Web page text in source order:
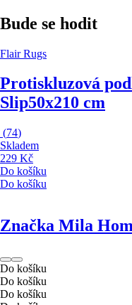
Bude se hodit
Flair Rugs
Protiskluzová
Slip50x210 cm
(74)
Skladem
229 Kč
Do košíku
Do košíku
Značka Mila
Do košíku
Do košíku
Do košíku